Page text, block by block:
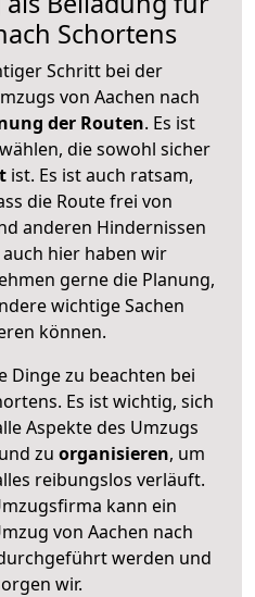
Schortens
Schritt bei der
von Aachen nach
der Routen. Es ist
die sowohl sicher
ist. Es ist auch ratsam,
die Route frei von
anderen Hindernissen
hier haben wir
gerne die Planung,
wichtige Sachen
können.
Dinge zu beachten bei
Es ist wichtig, sich
Aspekte des Umzugs
und zu organisieren, um
reibungslos verläuft.
kann ein
von Aachen nach
werden und
wir.